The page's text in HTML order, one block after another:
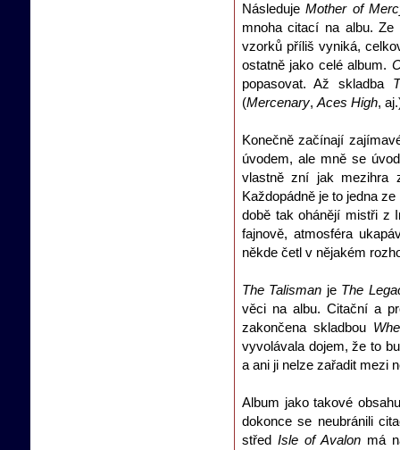
NásledujeMother of
mnoha citací na albu.
vzorků příliš vyniká,
ostatně jako celé album.
popasovat. Až skladba
(Mercenary, Aces High,
Konečně začínají
úvodem, ale mně se
vlastně zní jak
Každopádně je to jedna
době tak ohánějí mistři z
fajnově, atmosféra
někde četl v nějakém
The Talisman je The
věci na albu. Citační a
zakončena skladbou
vyvolávala dojem, že to
a ani ji nelze zařadit mezi
Album jako takové
dokonce se neubránili
střed Isle of Avalonmá